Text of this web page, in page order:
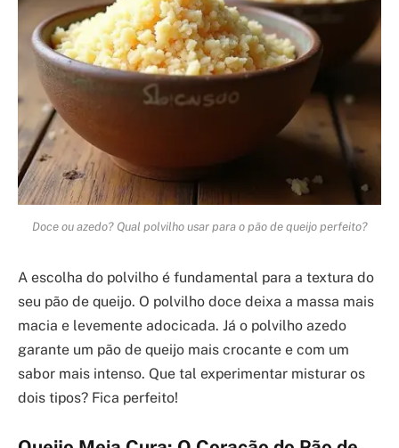
Doce ou azedo? Qual polvilho usar para o pão de queijo perfeito?
A escolha do polvilho é fundamental para a textura do
seu pão de queijo. O polvilho doce deixa a massa mais
macia e levemente adocicada. Já o polvilho azedo
garante um pão de queijo mais crocante e com um
sabor mais intenso. Que tal experimentar misturar os
dois tipos? Fica perfeito!